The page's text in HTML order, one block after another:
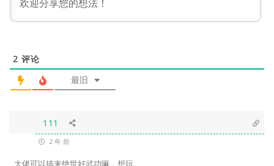
2 评论
最旧
111
2 年 前
大佬可以搞来绝世好武功嘛，想玩